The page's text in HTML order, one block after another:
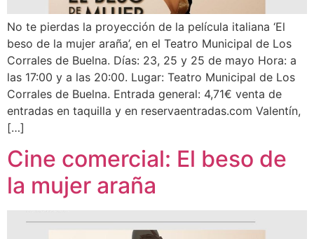
No te pierdas la proyección de la película italiana ‘El
beso de la mujer araña’, en el Teatro Municipal de Los
Corrales de Buelna. Días: 23, 25 y 25 de mayo Hora: a
las 17:00 y a las 20:00. Lugar: Teatro Municipal de Los
Corrales de Buelna. Entrada general: 4,71€ venta de
entradas en taquilla y en reservaentradas.com Valentín,
[…]
Cine comercial: El beso de
la mujer araña